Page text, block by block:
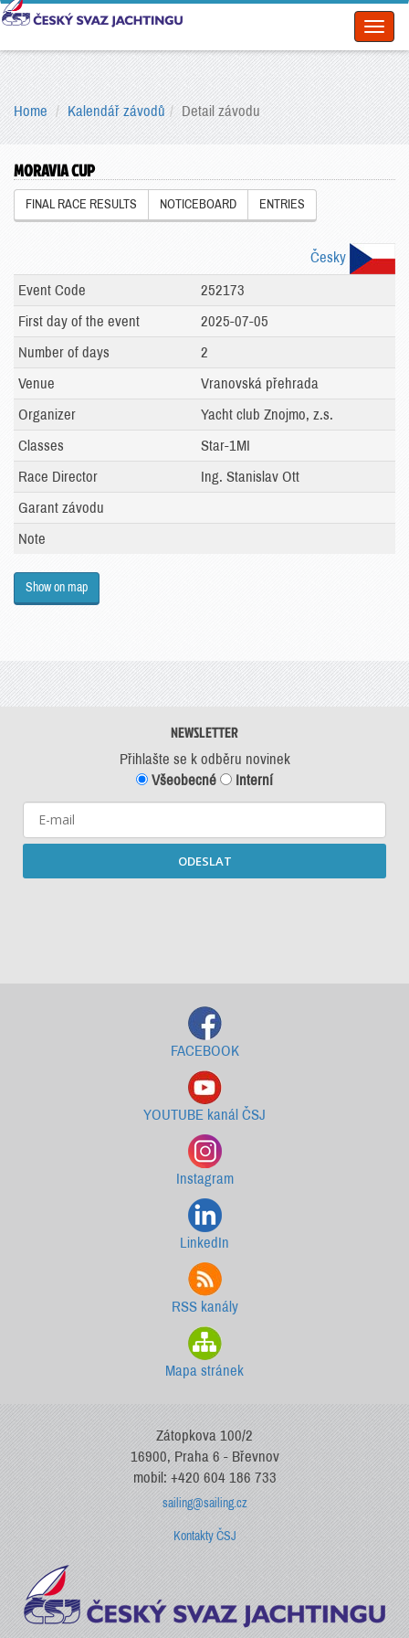
Home Kalendář závodů Detail závodu
MORAVIA CUP
FINAL RACE RESULTS NOTICEBOARD ENTRIES
Česky
Event Code
252173
First day of the event
2025-07-05
Number of days
2
Venue
Vranovská přehrada
Organizer
Yacht club Znojmo, z.s.
Classes
Star-1MI
Race Director
Ing. Stanislav Ott
Garant závodu
Note
Show on map
NEWSLETTER
Přihlašte se k odběru novinek
Všeobecné
Interní
ODESLAT
FACEBOOK
YOUTUBE kanál ČSJ
Instagram
LinkedIn
RSS kanály
Mapa stránek
Zátopkova 100/2
16900, Praha 6 - Břevnov
mobil: +420 604 186 733
sailing@sailing.cz
Kontakty ČSJ